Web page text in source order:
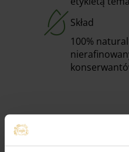
Skład
100%
Opis